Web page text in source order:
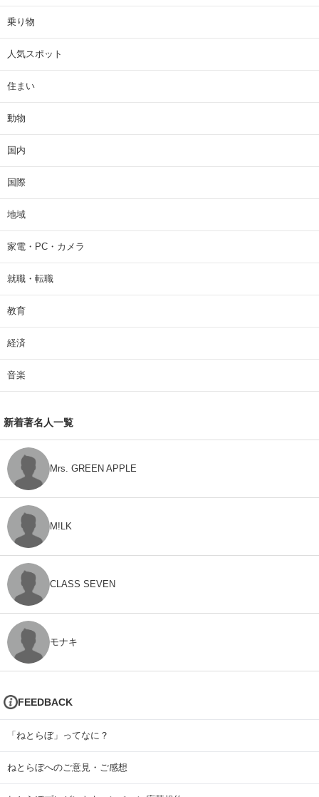
乗り物
人気スポット
住まい
動物
国内
国際
地域
家電・PC・カメラ
就職・転職
教育
経済
音楽
新着著名人一覧
Mrs. GREEN APPLE
M!LK
CLASS SEVEN
モナキ
FEEDBACK
「ねとらぼ」ってなに？
ねとらぼへのご意見・ご感想